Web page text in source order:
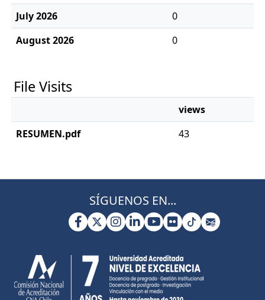
July 2026
0
August 2026
0
File Visits
views
RESUMEN.pdf
43
SÍGUENOS EN...